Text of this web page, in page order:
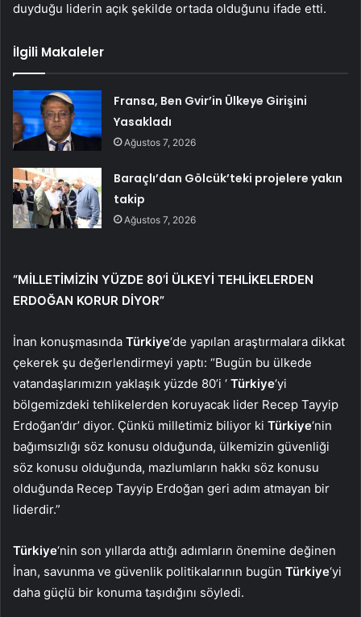
duyduğu liderin açık şekilde ortada olduğunu ifade etti.
İlgili Makaleler
Fransa, Ben Gvir’in Ülkeye Girişini
Yasakladı
Ağustos 7, 2026
Baraçlı’dan Gölcük’teki projelere yakın
takip
Ağustos 7, 2026
“MİLLETİMİZİN YÜZDE 80’İ ÜLKEYİ TEHLİKELERDEN
ERDOĞAN KORUR DİYOR”
İnan konuşmasında Türkiye‘de yapılan araştırmalara dikkat
çekerek şu değerlendirmeyi yaptı: “Bugün bu ülkede
vatandaşlarımızın yaklaşık yüzde 80’i ‘ Türkiye‘yi
bölgemizdeki tehlikelerden koruyacak lider Recep Tayyip
Erdoğan’dır’ diyor. Çünkü milletimiz biliyor ki Türkiye‘nin
bağımsızlığı söz konusu olduğunda, ülkemizin güvenliği
söz konusu olduğunda, mazlumların hakkı söz konusu
olduğunda Recep Tayyip Erdoğan geri adım atmayan bir
liderdir.”
Türkiye‘nin son yıllarda attığı adımların önemine değinen
İnan, savunma ve güvenlik politikalarının bugün Türkiye‘yi
daha güçlü bir konuma taşıdığını söyledi.